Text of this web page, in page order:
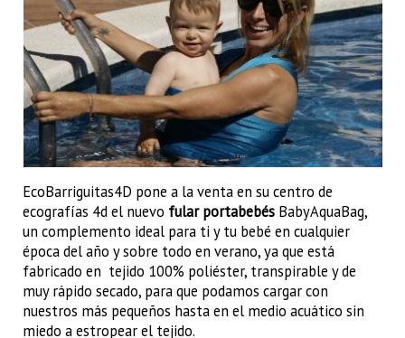
EcoBarriguitas4D pone a la venta en su centro de
ecografías 4d el nuevo fular portabebés BabyAquaBag,
un complemento ideal para ti y tu bebé en cualquier
época del año y sobre todo en verano, ya que está
fabricado en tejido 100% poliéster, transpirable y de
muy rápido secado, para que podamos cargar con
nuestros más pequeños hasta en el medio acuático sin
miedo a estropear el tejido.